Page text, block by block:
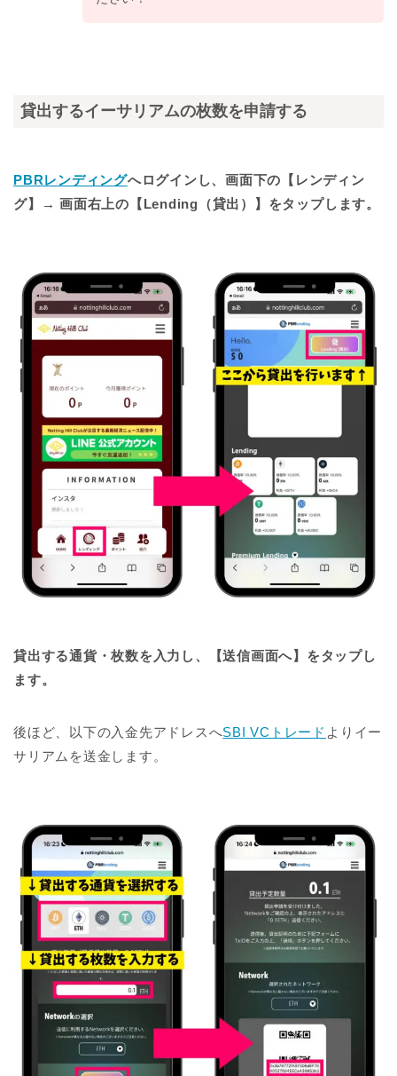
貸出するイーサリアムの枚数を申請する
PBRレンディングへログインし、画面下の【レンディン
グ】→ 画面右上の【Lending（貸出）】をタップします。
貸出する通貨・枚数を入力し、【送信画面へ】をタップし
ます。
後ほど、以下の入金先アドレスへSBI VCトレード よりイー
サリアムを送金します。